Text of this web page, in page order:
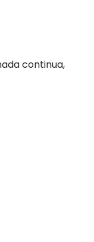
continua,